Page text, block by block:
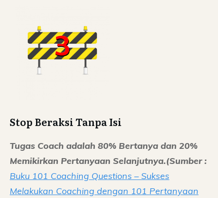
Stop Beraksi Tanpa Isi
Tugas Coach adalah 80% Bertanya dan 20%
Memikirkan Pertanyaan Selanjutnya.(Sumber :
Buku 101 Coaching Questions – Sukses
Melakukan Coaching dengan 101 Pertanyaan